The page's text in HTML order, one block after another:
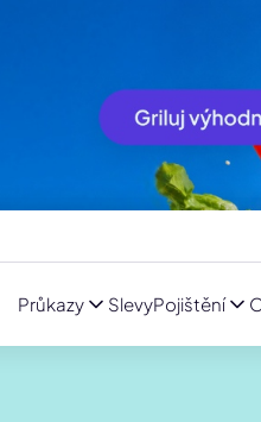
Průkazy SlevyPojištění